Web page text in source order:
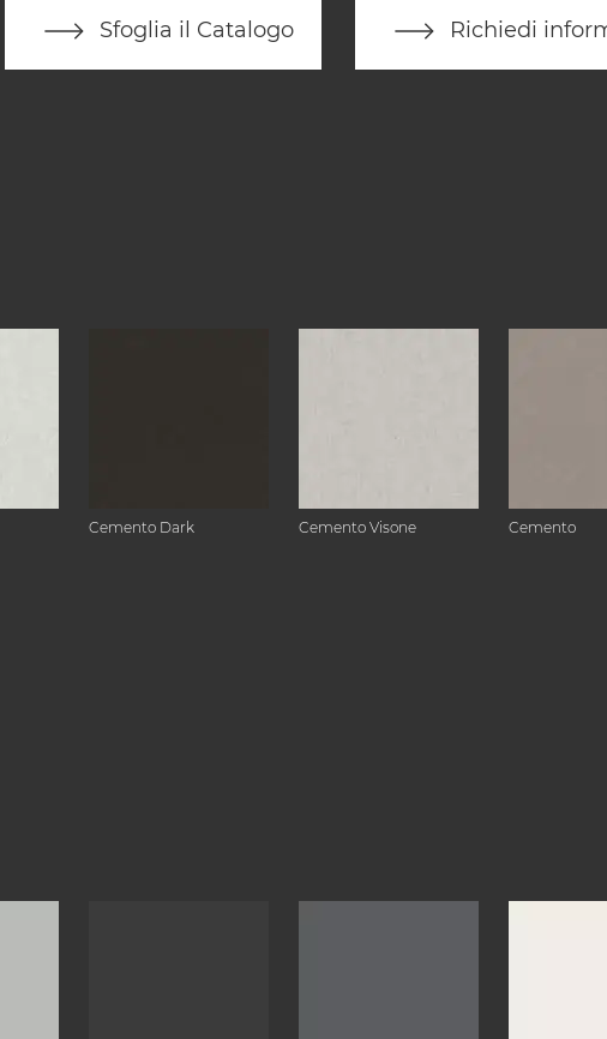
Sfoglia il Catalogo Richiedi
Cemento Dark Cemento Visone Cemento